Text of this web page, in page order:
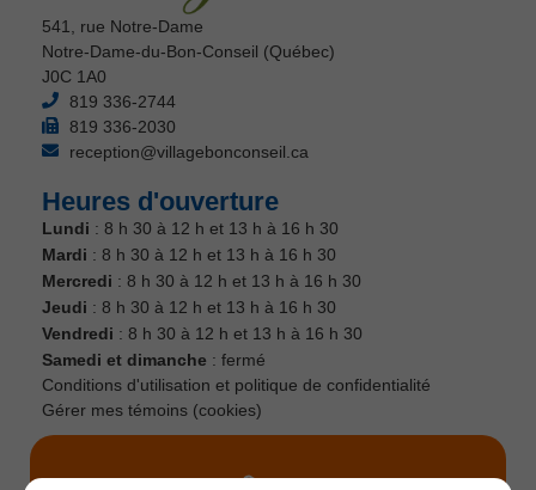
541, rue Notre-Dame
Notre-Dame-du-Bon-Conseil (Québec)
J0C 1A0
819 336-2744
819 336-2030
reception@villagebonconseil.ca
Heures d'ouverture
Lundi : 8 h 30 à 12 h et 13 h à 16 h 30
Mardi : 8 h 30 à 12 h et 13 h à 16 h 30
Mercredi : 8 h 30 à 12 h et 13 h à 16 h 30
Jeudi : 8 h 30 à 12 h et 13 h à 16 h 30
Vendredi : 8 h 30 à 12 h et 13 h à 16 h 30
Samedi et dimanche : fermé
Conditions d'utilisation et politique de confidentialité
Gérer mes témoins (cookies)